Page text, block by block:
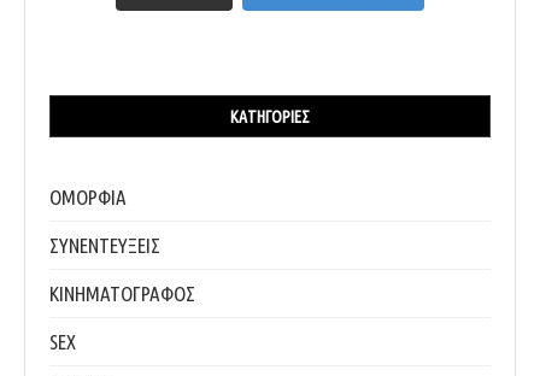
ΚΑΤΗΓΟΡΊΕΣ
ΟΜΟΡΦΙΑ
ΣΥΝΕΝΤΕΥΞΕΙΣ
ΚΙΝΗΜΑΤΟΓΡΑΦΟΣ
SEX